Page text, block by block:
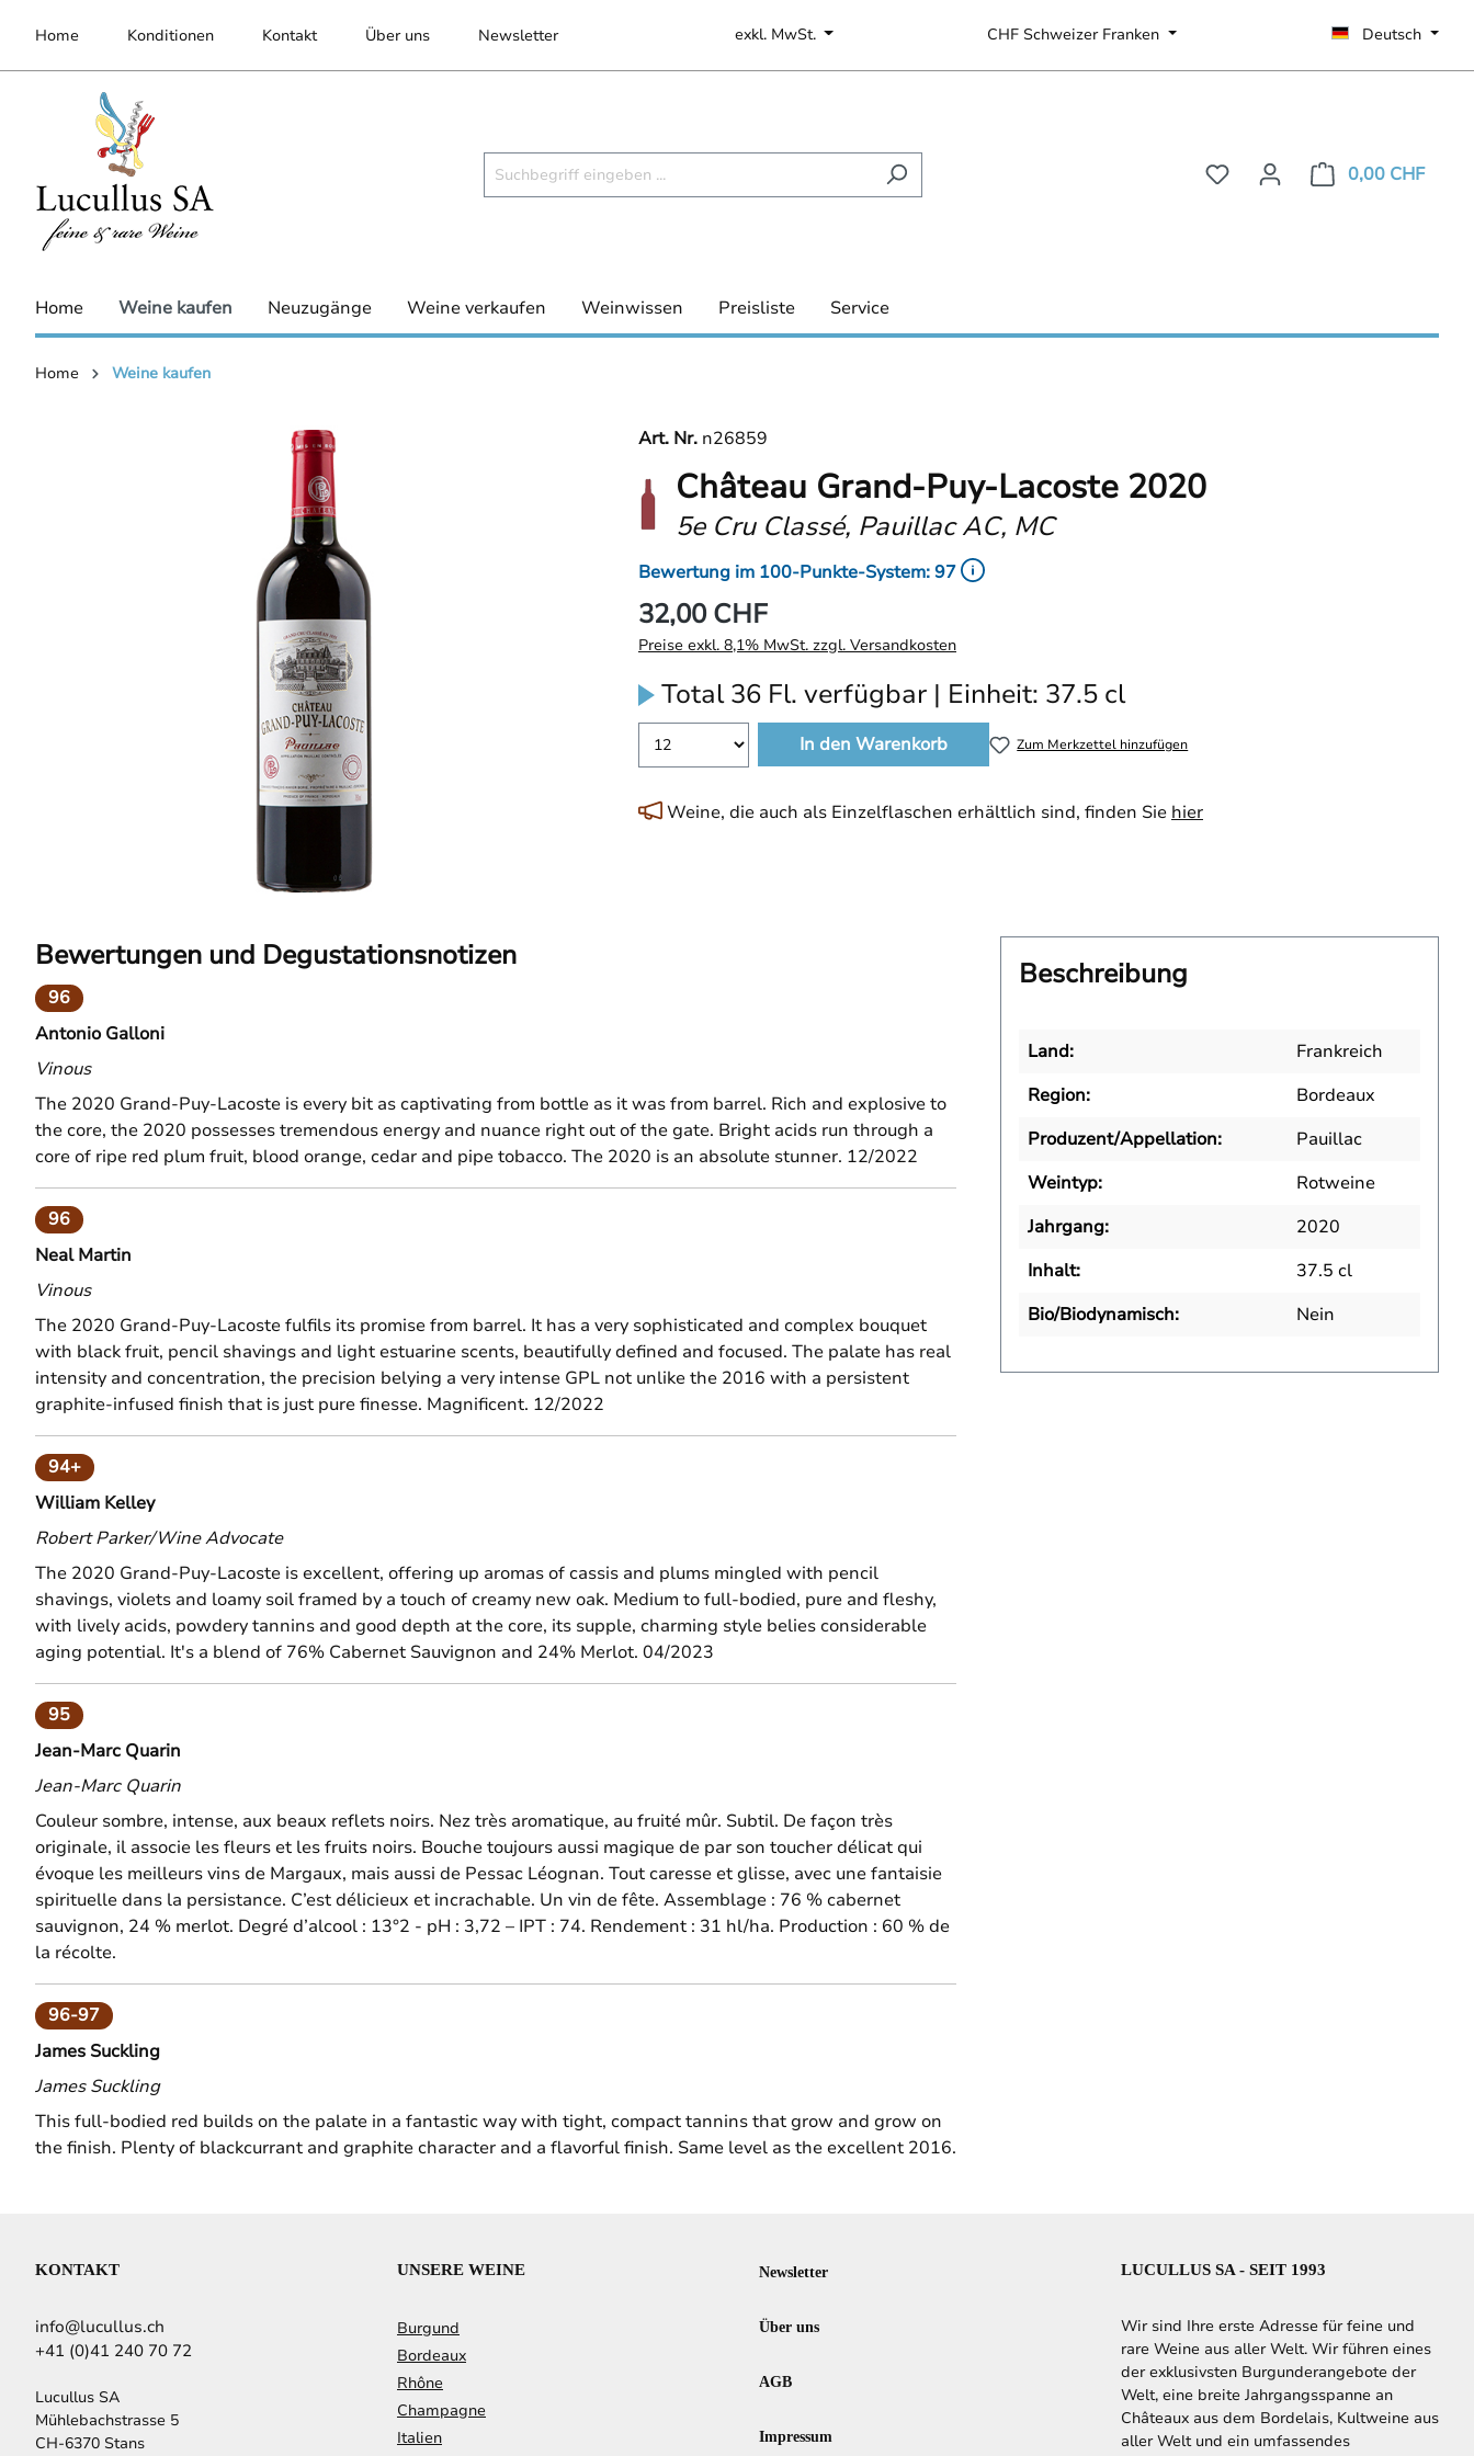
springen
Home Konditionen Kontakt Über uns Newsletter exkl. MwSt. CHF Schweizer Franken Deutsch
0,00 CHF
Home Weine kaufen Neuzugänge Weine verkaufen Weinwissen Preisliste Service
Home Weine kaufen
Art. Nr. n26859
Château Grand-Puy-Lacoste 2020
5e Cru Classé, Pauillac AC, MC
Bewertung im 100-Punkte-System: 97
32,00 CHF
Preise exkl. 8,1% MwSt. zzgl. Versandkosten
Total 36 Fl. verfügbar | Einheit: 37.5 cl
In den Warenkorb Zum Merkzettel hinzufügen
Weine, die auch als Einzelflaschen erhältlich sind, finden Sie hier
Bewertungen und Degustationsnotizen
96
Antonio Galloni
Vinous
The 2020 Grand-Puy-Lacoste is every bit as captivating from bottle as it was from barrel. Rich and explosive to
the core, the 2020 possesses tremendous energy and nuance right out of the gate. Bright acids run through a
core of ripe red plum fruit, blood orange, cedar and pipe tobacco. The 2020 is an absolute stunner. 12/2022
96
Neal Martin
Vinous
The 2020 Grand-Puy-Lacoste fulfils its promise from barrel. It has a very sophisticated and complex bouquet
with black fruit, pencil shavings and light estuarine scents, beautifully defined and focused. The palate has real
intensity and concentration, the precision belying a very intense GPL not unlike the 2016 with a persistent
graphite-infused finish that is just pure finesse. Magnificent. 12/2022
94+
William Kelley
Robert Parker/Wine Advocate
The 2020 Grand-Puy-Lacoste is excellent, offering up aromas of cassis and plums mingled with pencil
shavings, violets and loamy soil framed by a touch of creamy new oak. Medium to full-bodied, pure and fleshy,
with lively acids, powdery tannins and good depth at the core, its supple, charming style belies considerable
aging potential. It's a blend of 76% Cabernet Sauvignon and 24% Merlot. 04/2023
95
Jean-Marc Quarin
Jean-Marc Quarin
Couleur sombre, intense, aux beaux reflets noirs. Nez très aromatique, au fruité mûr. Subtil. De façon très
originale, il associe les fleurs et les fruits noirs. Bouche toujours aussi magique de par son toucher délicat qui
évoque les meilleurs vins de Margaux, mais aussi de Pessac Léognan. Tout caresse et glisse, avec une fantaisie
spirituelle dans la persistance. C’est délicieux et incrachable. Un vin de fête. Assemblage : 76 % cabernet
sauvignon, 24 % merlot. Degré d’alcool : 13°2 - pH : 3,72 – IPT : 74. Rendement : 31 hl/ha. Production : 60 % de
la récolte.
96-97
James Suckling
James Suckling
This full-bodied red builds on the palate in a fantastic way with tight, compact tannins that grow and grow on
the finish. Plenty of blackcurrant and graphite character and a flavorful finish. Same level as the excellent 2016.
Beschreibung
Land:
Frankreich
Region:
Bordeaux
Produzent/Appellation:
Pauillac
Weintyp:
Rotweine
Jahrgang:
2020
Inhalt:
37.5 cl
Bio/Biodynamisch:
Nein
KONTAKT
info@lucullus.ch
+41 (0)41 240 70 72
Lucullus SA
Mühlebachstrasse 5
CH-6370 Stans
UNSERE WEINE
Burgund
Bordeaux
Rhône
Champagne
Italien
Newsletter
Über uns
AGB
Impressum
LUCULLUS SA - SEIT 1993
Wir sind Ihre erste Adresse für feine und
rare Weine aus aller Welt. Wir führen eines
der exklusivsten Burgunderangebote der
Welt, eine breite Jahrgangsspanne an
Châteaux aus dem Bordelais, Kultweine aus
aller Welt und ein umfassendes